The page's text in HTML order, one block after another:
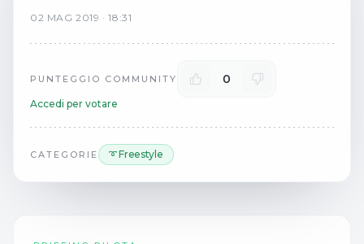
02 MAG 2019 ·18:31
PUNTEGGIO COMMUNITY 0
Accedi per votare
CATEGORIE ➰ Freestyle